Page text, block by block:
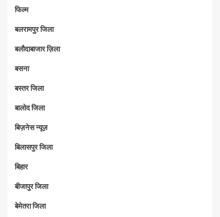
फिल्म
बलरामपुर जिला
बलौदाबाजार ज़िला
बसना
बस्तर जिला
बालोद जिला
बिज़नेस न्यूज़
बिलासपुर जिला
बिहार
बीजापुर जिला
बेमेतरा जिला